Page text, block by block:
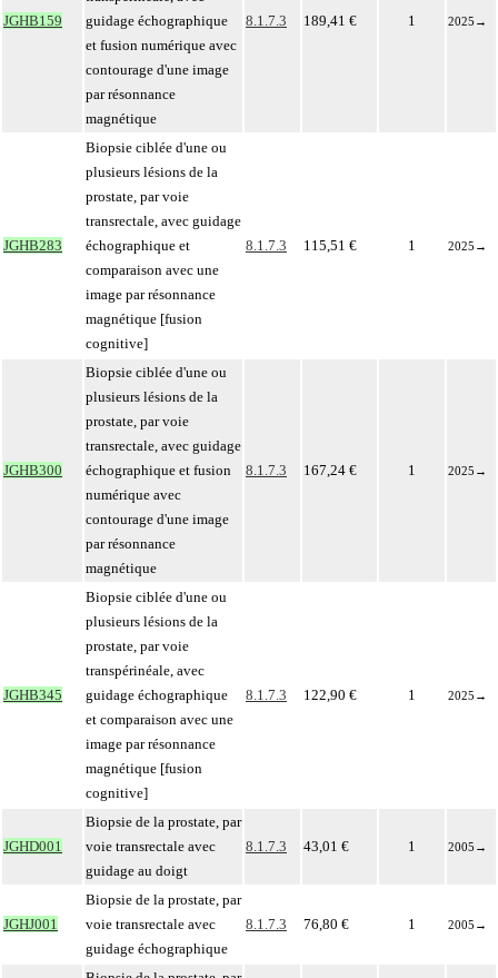
JGHB159
guidage échographique
et fusion numérique avec
contourage d'une image
par résonnance
magnétique
8.1.7.3 189,41 € 1 2025 →
JGHB283
Biopsie ciblée d'une ou
plusieurs lésions de la
prostate, par voie
transrectale, avec guidage
échographique et
comparaison avec une
image par résonnance
magnétique [fusion
cognitive]
8.1.7.3 115,51 € 1 2025 →
JGHB300
Biopsie ciblée d'une ou
plusieurs lésions de la
prostate, par voie
transrectale, avec guidage
échographique et fusion
numérique avec
contourage d'une image
par résonnance
magnétique
8.1.7.3 167,24 € 1 2025 →
JGHB345
Biopsie ciblée d'une ou
plusieurs lésions de la
prostate, par voie
transpérinéale, avec
guidage échographique
et comparaison avec une
image par résonnance
magnétique [fusion
cognitive]
8.1.7.3 122,90 € 1 2025 →
JGHD001
Biopsie de la prostate, par
voie transrectale avec
guidage au doigt
8.1.7.3 43,01 € 1 2005 →
JGHJ001
Biopsie de la prostate, par
voie transrectale avec
guidage échographique
8.1.7.3 76,80 € 1 2005 →